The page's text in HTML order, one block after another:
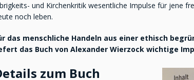
und Kirchenkritik wesentliche Impulse für jene
noch leben.
das menschliche Handeln aus einer ethisch
das Buch von Alexander Wierzock wichtige
zum Buch